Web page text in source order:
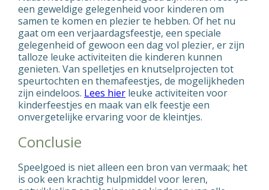
een geweldige gelegenheid voor kinderen om
samen te komen en plezier te hebben. Of het nu
gaat om een verjaardagsfeestje, een speciale
gelegenheid of gewoon een dag vol plezier, er zijn
talloze leuke activiteiten die kinderen kunnen
genieten. Van spelletjes en knutselprojecten tot
speurtochten en themafeestjes, de mogelijkheden
zijn eindeloos. Lees hier leuke activiteiten voor
kinderfeestjes en maak van elk feestje een
onvergetelijke ervaring voor de kleintjes.
Conclusie
Speelgoed is niet alleen een bron van vermaak; het
is ook een krachtig hulpmiddel voor leren,